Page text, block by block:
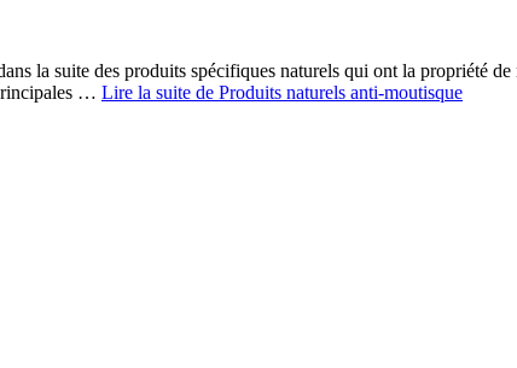
la suite des produits spécifiques naturels qui ont la propriété de
… Lire la suite de Produits naturels anti-moutisque